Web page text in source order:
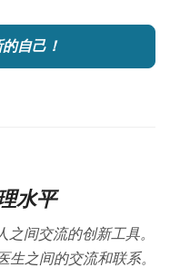
自己！
水平
间交流的创新工具。
之间的交流和联系。